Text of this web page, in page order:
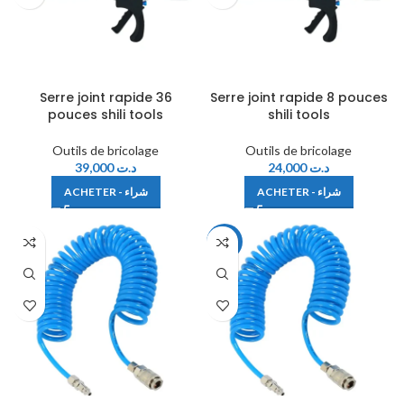
Serre joint rapide 36
pouces shili tools
Outils de bricolage
د.ت39,000
ACHETER - شراء
Serre joint rapide 8 pouces
shili tools
Outils de bricolage
د.ت24,000
ACHETER - شراء
-22%